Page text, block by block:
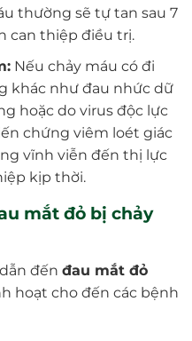
thường sẽ tự tan sau 7
can thiệp điều trị.
Nếu chảy máu có đi
khác như đau nhức dữ
hoặc do virus độc lực
chứng viêm loét giác
vĩnh viễn đến thị lực
kịp thời.
mắt đỏ bị chảy
đến đau mắt đỏ
hoạt cho đến các bệnh